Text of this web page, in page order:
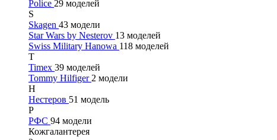
Police 29 моделей
S
Skagen 43 модели
Star Wars by Nesterov 13 моделей
Swiss Military Hanowa 118 моделей
T
Timex 39 моделей
Tommy Hilfiger 2 модели
Н
Нестеров 51 модель
Р
РФС 94 модели
Кожгалантерея